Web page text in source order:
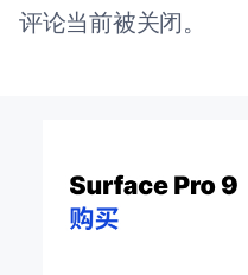
评论当前被关闭。